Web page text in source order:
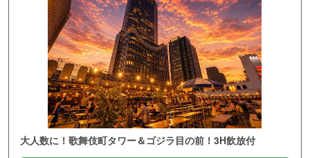
大人数に！歌舞伎町タワー＆ゴジラ目の前！3H飲放付